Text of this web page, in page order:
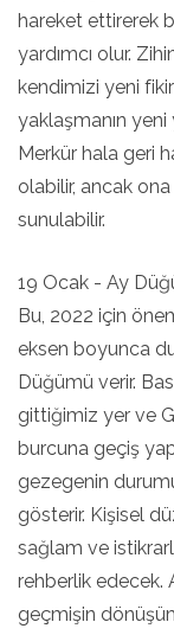
hareket ettirerek
yardımcı olur.
kendimizi yeni
yaklaşmanın yeni
Merkür hala geri
olabilir, ancak
sunulabilir.
19 Ocak - Ay
Bu, 2022 için
eksen boyunca
Düğümü verir.
gittiğimiz yer ve
burcuna geçiş
gezegenin
gösterir. Kişisel
sağlam ve
rehberlik edecek.
geçmişin